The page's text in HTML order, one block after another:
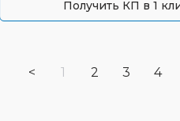
Получить КП в 1
< 1 2 3 4